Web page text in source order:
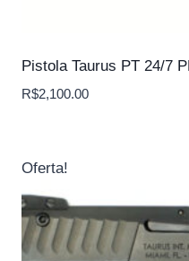
Pistola Taurus PT 24/7
R$2,100.00
Oferta!